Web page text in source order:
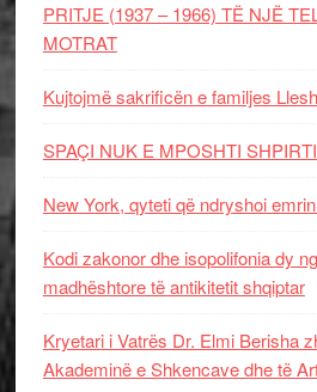
PRITJE (1937 – 1966) TË NJË
MOTRAT
Kujtojmë sakrificën e familjes
SPAÇI NUK E MPOSHTI
New York, qyteti që ndryshoi
Kodi zakonor dhe isopolifonia dy
madhështore të antikitetit shqiptar
Kryetari i Vatrës Dr. Elmi Berisha
Akademinë e Shkencave dhe të